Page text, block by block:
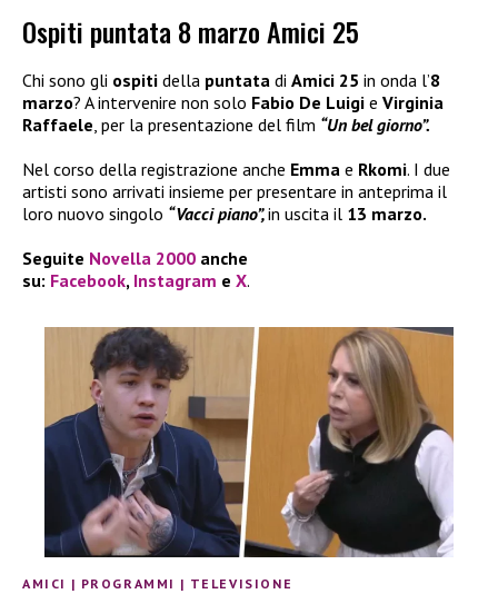
Ospiti puntata 8 marzo Amici 25
Chi sono gli ospiti della puntata di Amici 25 in onda l’8
marzo? A intervenire non solo Fabio De Luigi e Virginia
Raffaele, per la presentazione del film “Un bel giorno”.
Nel corso della registrazione anche Emma e Rkomi. I due
artisti sono arrivati insieme per presentare in anteprima il
loro nuovo singolo “Vacci piano”,in uscita il 13 marzo.
Seguite Novella 2000 anche
su: Facebook, Instagram e X.
AMICI | PROGRAMMI | TELEVISIONE